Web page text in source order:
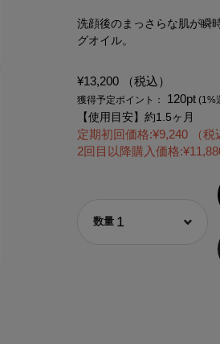
洗顔後のまっさらな肌が瞬
グオイル。
¥13,200 （税込）
獲得予定ポイント： 120pt (1%
【使用目安】約1.5ヶ月
定期初回価格:¥9,240 （税
2回目以降購入価格:¥